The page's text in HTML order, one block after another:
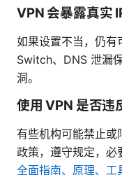
VPN 会暴露真实
如果设置不当，仍有
Switch、DNS 泄漏
洞。
使用 VPN 是否违
有些机构可能禁止或
政策，遵守规定，必
全面指南、原理、工